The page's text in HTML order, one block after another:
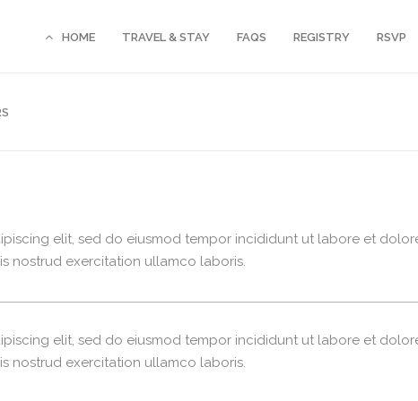
HOME TRAVEL & STAY FAQS REGISTRY RSVP
elit, sed do eiusmod tempor incididunt ut labore et
nostrud exercitation ullamco laboris.
elit, sed do eiusmod tempor incididunt ut labore et
nostrud exercitation ullamco laboris.